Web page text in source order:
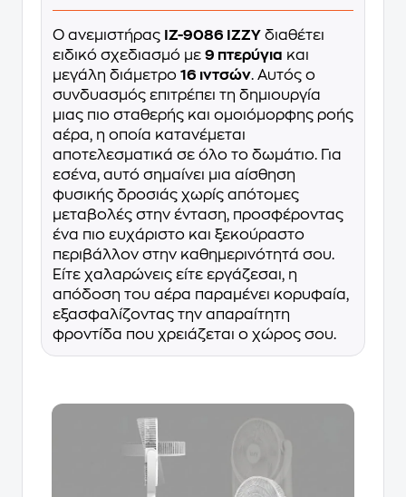
Ο ανεμιστήρας IZ-9086 IZZY διαθέτει
ειδικό σχεδιασμό με 9 πτερύγια και
μεγάλη διάμετρο 16 ιντσών. Αυτός ο
συνδυασμός επιτρέπει τη δημιουργία
μιας πιο σταθερής και ομοιόμορφης ροής
αέρα, η οποία κατανέμεται
αποτελεσματικά σε όλο το δωμάτιο. Για
εσένα, αυτό σημαίνει μια αίσθηση
φυσικής δροσιάς χωρίς απότομες
μεταβολές στην ένταση, προσφέροντας
ένα πιο ευχάριστο και ξεκούραστο
περιβάλλον στην καθημερινότητά σου.
Είτε χαλαρώνεις είτε εργάζεσαι, η
απόδοση του αέρα παραμένει κορυφαία,
εξασφαλίζοντας την απαραίτητη
φροντίδα που χρειάζεται ο χώρος σου.